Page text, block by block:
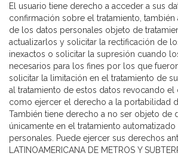
El usuario tiene derecho a acceder a sus
confirmación sobre el tratamiento, también
de los datos personales objeto de
actualizarlos y solicitar la rectificación de
inexactos o solicitar la supresión cuando
necesarios para los fines por los que
solicitar la limitación en el tratamiento de
al tratamiento de estos datos revocando el
como ejercer el derecho a la portabilidad
También tiene derecho a no ser objeto de
únicamente en el tratamiento
personales. Puede ejercer sus derechos
LATINOAMERICANA DE METROS Y